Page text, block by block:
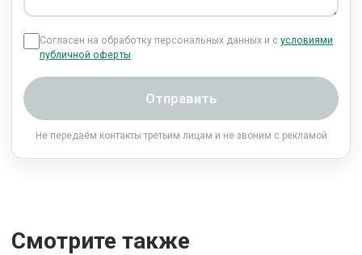
Согласен на обработку персональных данных и с условиями
публичной оферты
Отправить
Не передаём контакты третьим лицам и не звоним с рекламой
Смотрите также